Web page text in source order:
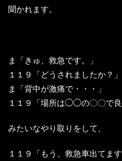
聞かれます。
ま「きゅ、救急です。」
１１９「どうされましたか？」
ま「背中が激痛で・・・」
１１９「場所は◯◯の〇〇で良
みたいなやり取りをして、
１１９「もう、救急車出てま